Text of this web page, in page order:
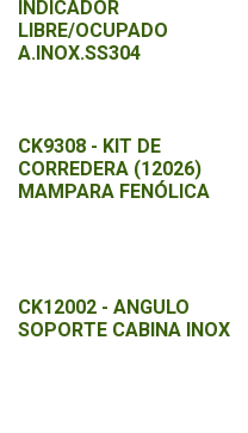
INDICADOR
LIBRE/OCUPADO
A.INOX.SS304
CK9308 - KIT DE
CORREDERA (12026)
MAMPARA FENÓLICA
CK12002 - ANGULO
SOPORTE CABINA INOX